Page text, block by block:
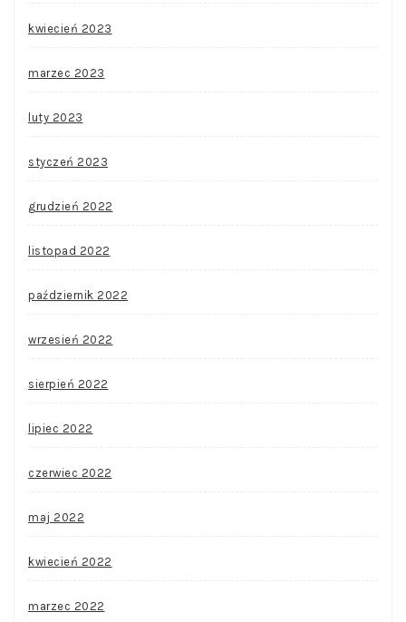
kwiecień 2023
marzec 2023
luty 2023
styczeń 2023
grudzień 2022
listopad 2022
październik 2022
wrzesień 2022
sierpień 2022
lipiec 2022
czerwiec 2022
maj 2022
kwiecień 2022
marzec 2022